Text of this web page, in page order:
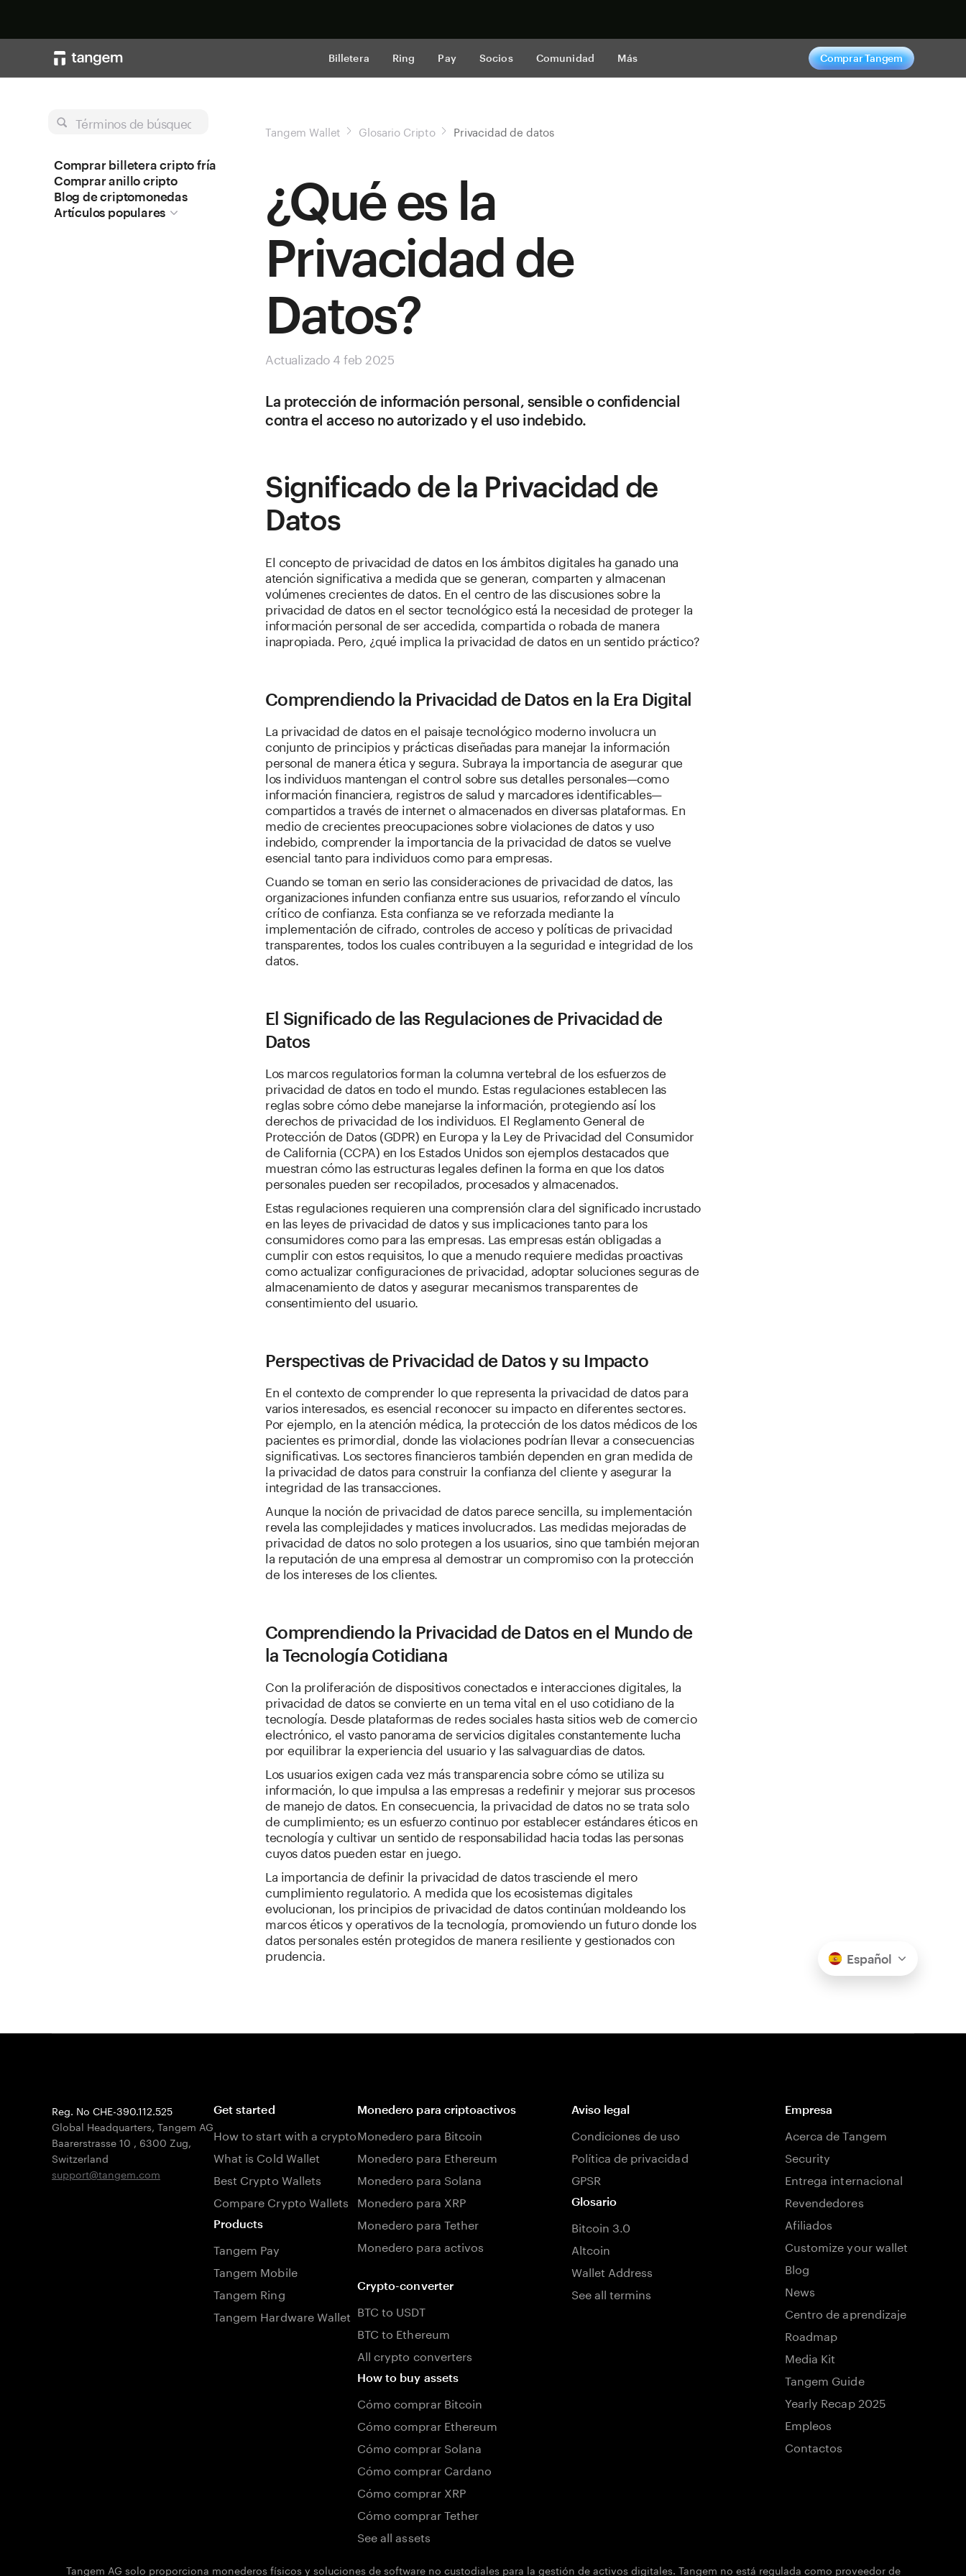
Billetera Ring Pay Socios Comunidad Más Comprar Tangem
Términos de búsqueda
Comprar billetera cripto fría
Comprar anillo cripto
Blog de criptomonedas
Artículos populares
Tangem Wallet Glosario Cripto Privacidad de datos
¿Qué es la
Privacidad de
Datos?
Actualizado 4 feb 2025
La protección de información personal, sensible o confidencial
contra el acceso no autorizado y el uso indebido.
Significado de la Privacidad de
Datos
El concepto de privacidad de datos en los ámbitos digitales ha ganado una
atención significativa a medida que se generan, comparten y almacenan
volúmenes crecientes de datos. En el centro de las discusiones sobre la
privacidad de datos en el sector tecnológico está la necesidad de proteger la
información personal de ser accedida, compartida o robada de manera
inapropiada. Pero, ¿qué implica la privacidad de datos en un sentido práctico?
Comprendiendo la Privacidad de Datos en la Era Digital
La privacidad de datos en el paisaje tecnológico moderno involucra un
conjunto de principios y prácticas diseñadas para manejar la información
personal de manera ética y segura. Subraya la importancia de asegurar que
los individuos mantengan el control sobre sus detalles personales—como
información financiera, registros de salud y marcadores identificables—
compartidos a través de internet o almacenados en diversas plataformas. En
medio de crecientes preocupaciones sobre violaciones de datos y uso
indebido, comprender la importancia de la privacidad de datos se vuelve
esencial tanto para individuos como para empresas.
Cuando se toman en serio las consideraciones de privacidad de datos, las
organizaciones infunden confianza entre sus usuarios, reforzando el vínculo
crítico de confianza. Esta confianza se ve reforzada mediante la
implementación de cifrado, controles de acceso y políticas de privacidad
transparentes, todos los cuales contribuyen a la seguridad e integridad de los
datos.
El Significado de las Regulaciones de Privacidad de
Datos
Los marcos regulatorios forman la columna vertebral de los esfuerzos de
privacidad de datos en todo el mundo. Estas regulaciones establecen las
reglas sobre cómo debe manejarse la información, protegiendo así los
derechos de privacidad de los individuos. El Reglamento General de
Protección de Datos (GDPR) en Europa y la Ley de Privacidad del Consumidor
de California (CCPA) en los Estados Unidos son ejemplos destacados que
muestran cómo las estructuras legales definen la forma en que los datos
personales pueden ser recopilados, procesados y almacenados.
Estas regulaciones requieren una comprensión clara del significado incrustado
en las leyes de privacidad de datos y sus implicaciones tanto para los
consumidores como para las empresas. Las empresas están obligadas a
cumplir con estos requisitos, lo que a menudo requiere medidas proactivas
como actualizar configuraciones de privacidad, adoptar soluciones seguras de
almacenamiento de datos y asegurar mecanismos transparentes de
consentimiento del usuario.
Perspectivas de Privacidad de Datos y su Impacto
En el contexto de comprender lo que representa la privacidad de datos para
varios interesados, es esencial reconocer su impacto en diferentes sectores.
Por ejemplo, en la atención médica, la protección de los datos médicos de los
pacientes es primordial, donde las violaciones podrían llevar a consecuencias
significativas. Los sectores financieros también dependen en gran medida de
la privacidad de datos para construir la confianza del cliente y asegurar la
integridad de las transacciones.
Aunque la noción de privacidad de datos parece sencilla, su implementación
revela las complejidades y matices involucrados. Las medidas mejoradas de
privacidad de datos no solo protegen a los usuarios, sino que también mejoran
la reputación de una empresa al demostrar un compromiso con la protección
de los intereses de los clientes.
Comprendiendo la Privacidad de Datos en el Mundo de
la Tecnología Cotidiana
Con la proliferación de dispositivos conectados e interacciones digitales, la
privacidad de datos se convierte en un tema vital en el uso cotidiano de la
tecnología. Desde plataformas de redes sociales hasta sitios web de comercio
electrónico, el vasto panorama de servicios digitales constantemente lucha
por equilibrar la experiencia del usuario y las salvaguardias de datos.
Los usuarios exigen cada vez más transparencia sobre cómo se utiliza su
información, lo que impulsa a las empresas a redefinir y mejorar sus procesos
de manejo de datos. En consecuencia, la privacidad de datos no se trata solo
de cumplimiento; es un esfuerzo continuo por establecer estándares éticos en
tecnología y cultivar un sentido de responsabilidad hacia todas las personas
cuyos datos pueden estar en juego.
La importancia de definir la privacidad de datos trasciende el mero
cumplimiento regulatorio. A medida que los ecosistemas digitales
evolucionan, los principios de privacidad de datos continúan moldeando los
marcos éticos y operativos de la tecnología, promoviendo un futuro donde los
datos personales estén protegidos de manera resiliente y gestionados con
prudencia.
Español
Reg. No CHE-390.112.525
Global Headquarters, Tangem AG
Baarerstrasse 10 , 6300 Zug,
Switzerland
support@tangem.com
Get started
How to start with a crypto
What is Cold Wallet
Best Crypto Wallets
Compare Crypto Wallets
Products
Tangem Pay
Tangem Mobile
Tangem Ring
Tangem Hardware Wallet
Monedero para criptoactivos
Monedero para Bitcoin
Monedero para Ethereum
Monedero para Solana
Monedero para XRP
Monedero para Tether
Monedero para activos
Crypto-converter
BTC to USDT
BTC to Ethereum
All crypto converters
How to buy assets
Cómo comprar Bitcoin
Cómo comprar Ethereum
Cómo comprar Solana
Cómo comprar Cardano
Cómo comprar XRP
Cómo comprar Tether
See all assets
Aviso legal
Condiciones de uso
Política de privacidad
GPSR
Glosario
Bitcoin 3.0
Altcoin
Wallet Address
See all termins
Empresa
Acerca de Tangem
Security
Entrega internacional
Revendedores
Afiliados
Customize your wallet
Blog
News
Centro de aprendizaje
Roadmap
Media Kit
Tangem Guide
Yearly Recap 2025
Empleos
Contactos
Tangem AG solo proporciona monederos físicos y soluciones de software no custodiales para la gestión de activos digitales. Tangem no está regulada como proveedor de